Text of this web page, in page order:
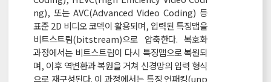
ng), 또는 AVC(Advanced Video Coding) 등
표준 2D 비디오 코덱이 활용되며, 입력된 특징맵을
비트스트림(bitstream)으로 압축한다. 복호화
과정에서는 비트스트림이 다시 특징맵으로 복원되
며, 이후 역변환과 복원을 거쳐 신경망의 입력 형식
으로 재구성된다. 이 과정에서는 특징 언패킹(unp